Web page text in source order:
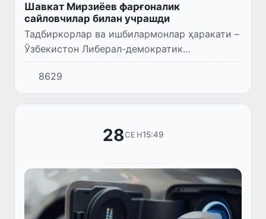
Шавкат Мирзиёев фарғоналик
сайловчилар билан учрашди
Тадбиркорлар ва ишбилармонлар ҳаракати –
Ўзбекистон Либерал-демократик
партиясидан Ўзбекистон Республикаси
Президентлигига номзод Шавкат Мирзиёев
28 сентябрь куни Фарғона вилояти с...
8629
28СЕН15:49